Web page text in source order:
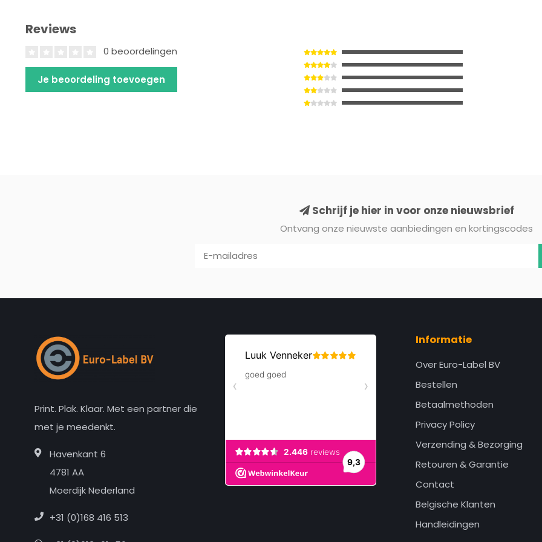
Reviews
0 beoordelingen
Je beoordeling toevoegen
Schrijf je hier in voor onze nieuwsbrief
Ontvang onze nieuwste aanbiedingen en kortingscodes
Print. Plak. Klaar. Met een partner die
met je meedenkt.
Havenkant 6
4781 AA
Moerdijk Nederland
+31 (0)168 416 513
Informatie
Over Euro-Label BV
Bestellen
Betaalmethoden
Privacy Policy
Verzending & Bezorging
Retouren & Garantie
Contact
Belgische Klanten
Handleidingen